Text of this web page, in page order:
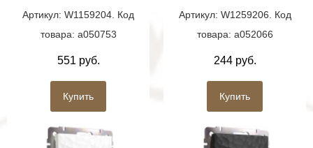
Артикул: W1159204. Код
товара: a050753
551 руб.
Купить
Артикул: W1259206. Код
товара: a052066
244 руб.
Купить